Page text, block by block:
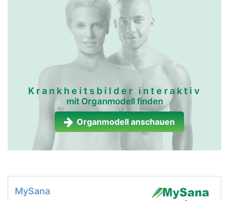
Krankheitsbilder interaktiv
mit Organmodell finden
Organmodell anschauen
MySana